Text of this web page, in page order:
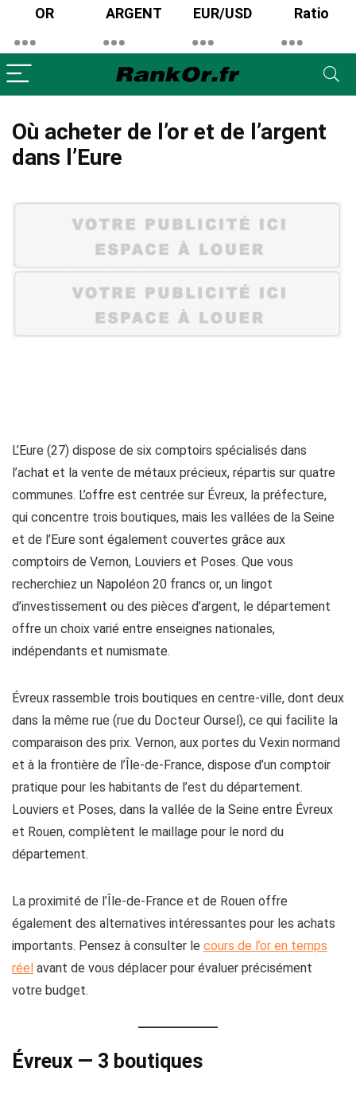
OR ARGENT EUR/USD Ratio
Où acheter de l’or et de l’argent
dans l’Eure
L’Eure (27) dispose de six comptoirs spécialisés dans
l’achat et la vente de métaux précieux, répartis sur quatre
communes. L’offre est centrée sur Évreux, la préfecture,
qui concentre trois boutiques, mais les vallées de la Seine
et de l’Eure sont également couvertes grâce aux
comptoirs de Vernon, Louviers et Poses. Que vous
recherchiez un Napoléon 20 francs or, un lingot
d’investissement ou des pièces d’argent, le département
offre un choix varié entre enseignes nationales,
indépendants et numismate.
Évreux rassemble trois boutiques en centre-ville, dont deux
dans la même rue (rue du Docteur Oursel), ce qui facilite la
comparaison des prix. Vernon, aux portes du Vexin normand
et à la frontière de l’Île-de-France, dispose d’un comptoir
pratique pour les habitants de l’est du département.
Louviers et Poses, dans la vallée de la Seine entre Évreux
et Rouen, complètent le maillage pour le nord du
département.
La proximité de l’Île-de-France et de Rouen offre
également des alternatives intéressantes pour les achats
importants. Pensez à consulter le cours de l’or en temps
réel avant de vous déplacer pour évaluer précisément
votre budget.
Évreux — 3 boutiques